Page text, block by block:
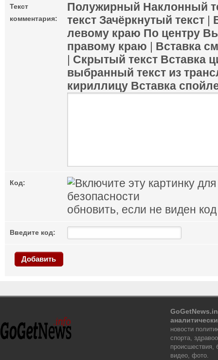
Текст
комментария:
Полужирный Наклонный
текст Зачёркнутый текст |
левому краю По центру
правому краю | Вставка
| Скрытый текст Вставка
выбранный текст из
кириллицу Вставка
Код:
обновить, если не виден код
Введите код:
Добавить
новости
спорта,
происшествия,
видео, фото.